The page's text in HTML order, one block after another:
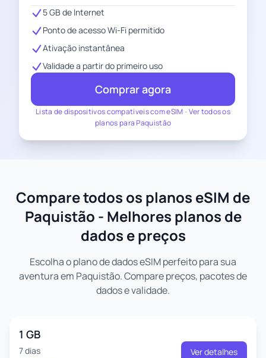
Lista de dispositivos compatíveis com eSIM -Ver todos os
planos para Paquistão
5 GB de Internet
Ponto de acesso Wi-Fi permitido
Ativação instantânea
Validade a partir do primeiro uso
Comprar agora
Compare todos os planos eSIM de
Paquistão - Melhores planos de
dados e preços
Escolha o plano de dados eSIM perfeito para sua
aventura em Paquistão. Compare preços, pacotes de
dados e validade.
1 GB
7 dias Ver detalhes